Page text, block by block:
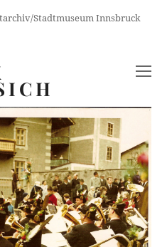
Stadtmuseum Innsbruck